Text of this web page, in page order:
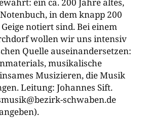
e.V.
Württemberg e. V.
in dem knapp 200
notiert sind. Bei einem
wollen wir uns intensiv
Quelle auseinandersetzen:
musikalische
Musizieren, die Musik
Leitung: Johannes Sift.
​schwaben.de